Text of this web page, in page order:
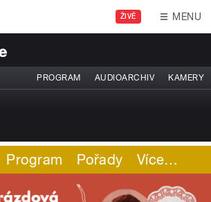
ŽIVĚ MENU
PROGRAM AUDIOARCHIV KAMERY
Program Pořady Více…